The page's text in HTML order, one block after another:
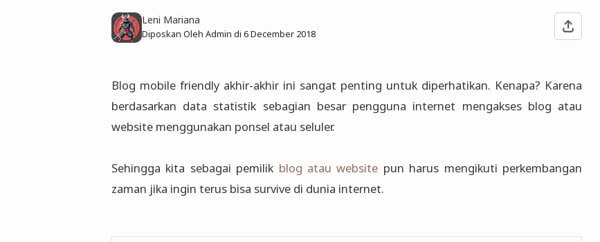
Leni Mariana
Diposkan Oleh Admin di 6 December 2018
Blog mobile friendly akhir-akhir ini sangat penting untuk diperhatikan. Kenapa? Karena
berdasarkan data statistik sebagian besar pengguna internet mengakses blog atau
website menggunakan ponsel atau seluler.
Sehingga kita sebagai pemilik blog atau website pun harus mengikuti perkembangan
zaman jika ingin terus bisa survive di dunia internet.